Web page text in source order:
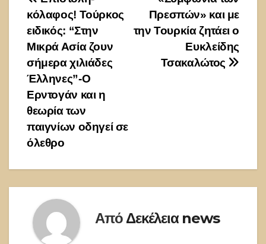
άρθρων
Πρεσπών» και με
την Τουρκία ζητάει ο
Ευκλείδης
Τσακαλώτος
κόλαφος! Τούρκος
ειδικός: “Στην
Μικρά Ασία ζουν
σήμερα χιλιάδες
Έλληνες”-Ο
Ερντογάν και η
θεωρία των
παιγνίων οδηγεί σε
όλεθρο
Από Δεκέλεια news